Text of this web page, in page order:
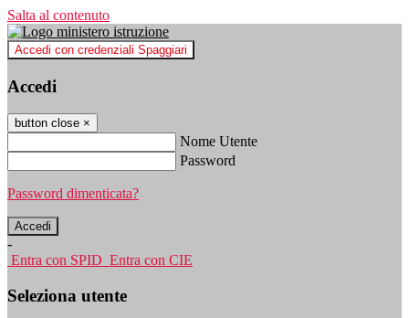
Salta al contenuto
Accedi con credenziali Spaggiari
Accedi
button close ×
Nome Utente
Password
Password dimenticata?
-
Entra con SPID Entra con CIE
Seleziona utente